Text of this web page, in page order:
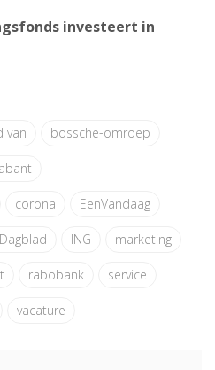
investeert in
van bossche-omroep
corona EenVandaag
ING marketing
rabobank service
vacature